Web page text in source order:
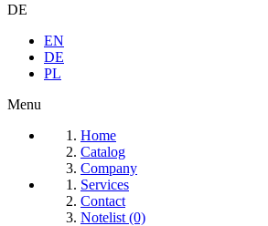
DE
EN
DE
PL
Menu
Home
Catalog
Company
Services
Contact
Notelist (0)